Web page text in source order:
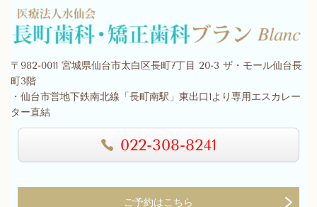
〒982-0011 宮城県仙台市太白区長町7丁目 20-3 ザ・モール仙台長
町3階
・仙台市営地下鉄南北線「長町南駅」東出口1より専用エスカレー
ター直結
022-308-8241
ご予約はこちら